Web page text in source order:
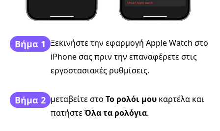
Βήμα 1 Ξεκινήστε την εφαρμογή Apple Watch στο
iPhone σας πριν την επαναφέρετε στις
εργοστασιακές ρυθμίσεις.
Βήμα 2 μεταβείτε στο Το ρολόι μου καρτέλα και
πατήστεΌλα τα ρολόγια.